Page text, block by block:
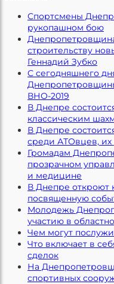
Спортсмены
рукопашном бою
строительству
Геннадий Зубко
С сегодняшнего
ВНО-2019
В Днепре
классическим
В Днепре
среди АТОвцев,
Громадам
прозрачном
и медицине
В Днепре откроют
посвященную
Молодежь
участию в
Чем могут
Что включает в
сделок
На
спортивных